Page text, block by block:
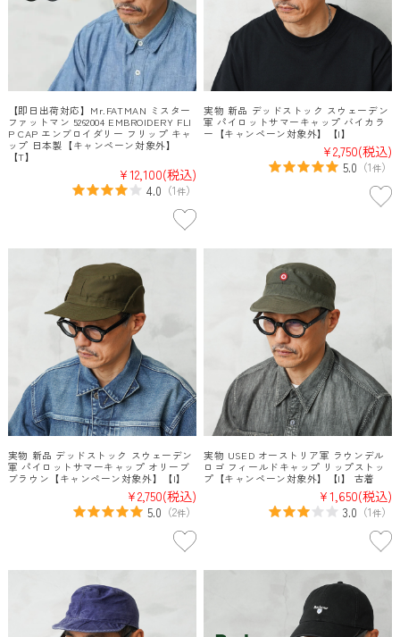
【即日出荷対応】Mr.FATMAN ミスター
ファットマン 5262004 EMBROIDERY FLI
P CAP エンブロイダリー フリップ キャ
ップ 日本製【キャンペーン対象外】
【T】
¥12,100(税込)
4.0 （1件）
実物 新品 デッドストック スウェーデン
軍 パイロットサマーキャップ バイカラ
ー【キャンペーン対象外】【I】
¥2,750(税込)
5.0 （1件）
実物 新品 デッドストック スウェーデン
軍 パイロットサマーキャップ オリーブ
ブラウン【キャンペーン対象外】【I】
¥2,750(税込)
5.0 （2件）
実物 USED オーストリア軍 ラウンデル
ロゴ フィールドキャップ リップストッ
プ【キャンペーン対象外】【I】 古着
¥1,650(税込)
3.0 （1件）